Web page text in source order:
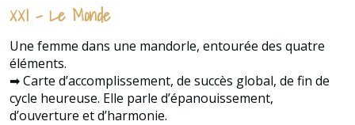
XXI – Le Monde
Une femme dans une mandorle, entourée des quatre
éléments.
➡ Carte d’accomplissement, de succès global, de fin de
cycle heureuse. Elle parle d’épanouissement,
d’ouverture et d’harmonie.